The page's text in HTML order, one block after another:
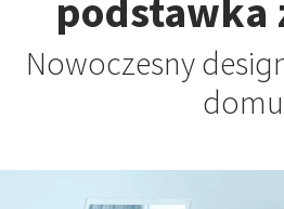
podstawka
Nowoczesny
domu